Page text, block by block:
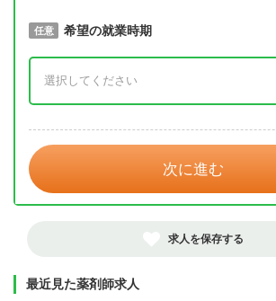
必須 取得予定年
任意 希望の就業時期
次に進む
求人を保存する
最近見た薬剤師求人